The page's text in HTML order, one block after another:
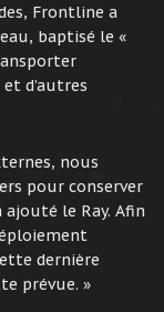
Frontline a
baptisé le «
d’autres
nous
pour conserver
le Ray. Afin
dernière
prévue. »